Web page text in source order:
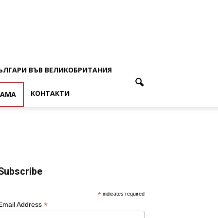
ВЪВ ВЕЛИКОБРИТАНИЯ
КОНТАКТИ
* indicates required
Address *